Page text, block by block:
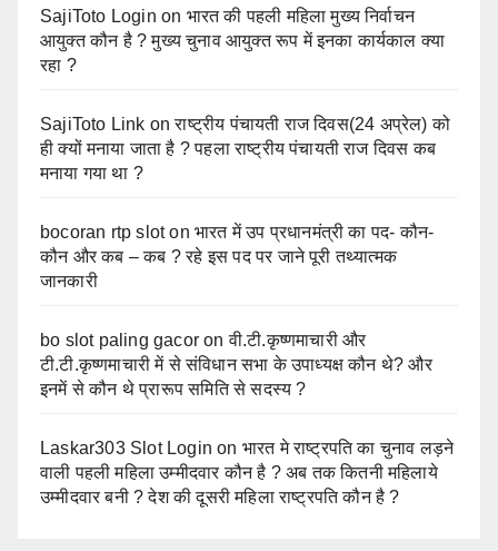
SajiToto Login on भारत की पहली महिला मुख्य निर्वाचन
आयुक्त कौन है ? मुख्य चुनाव आयुक्त रूप में इनका कार्यकाल क्या
रहा ?
SajiToto Link onराष्ट्रीय पंचायती राज दिवस(24 अप्रेल) को
ही क्यों मनाया जाता है ? पहला राष्ट्रीय पंचायती राज दिवस कब
मनाया गया था ?
bocoran rtp slotonभारत में उप प्रधानमंत्री का पद- कौन-
कौन और कब – कब ? रहे इस पद पर जाने पूरी तथ्यात्मक
जानकारी
bo slot paling gacor onवी.टी.कृष्णमाचारी और
टी.टी.कृष्णमाचारी में से संविधान सभा के उपाध्यक्ष कौन थे? और
इनमें से कौन थे प्रारूप समिति से सदस्य ?
Laskar303 Slot Login on भारत मे राष्ट्रपति का चुनाव लड़ने
वाली पहली महिला उम्मीदवार कौन है ? अब तक कितनी महिलाये
उम्मीदवार बनी ? देश की दूसरी महिला राष्ट्रपति कौन है ?